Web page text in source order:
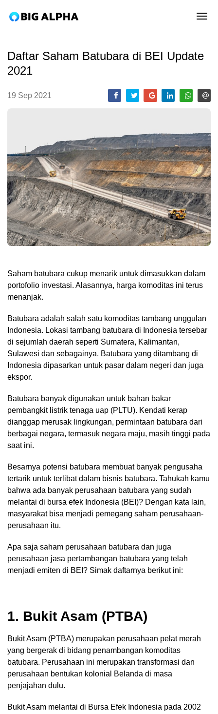
Daftar Saham Batubara di BEI Update
2021
19 Sep 2021
Saham batubara cukup menarik untuk dimasukkan dalam
portofolio investasi. Alasannya, harga komoditas ini terus
menanjak.
Batubara adalah salah satu komoditas tambang unggulan
Indonesia. Lokasi tambang batubara di Indonesia tersebar
di sejumlah daerah seperti Sumatera, Kalimantan,
Sulawesi dan sebagainya. Batubara yang ditambang di
Indonesia dipasarkan untuk pasar dalam negeri dan juga
ekspor.
Batubara banyak digunakan untuk bahan bakar
pembangkit listrik tenaga uap (PLTU). Kendati kerap
dianggap merusak lingkungan, permintaan batubara dari
berbagai negara, termasuk negara maju, masih tinggi pada
saat ini.
Besarnya potensi batubara membuat banyak pengusaha
tertarik untuk terlibat dalam bisnis batubara. Tahukah kamu
bahwa ada banyak perusahaan batubara yang sudah
melantai di bursa efek Indonesia (BEI)? Dengan kata lain,
masyarakat bisa menjadi pemegang saham perusahaan-
perusahaan itu.
Apa saja saham perusahaan batubara dan juga
perusahaan jasa pertambangan batubara yang telah
menjadi emiten di BEI? Simak daftarnya berikut ini:
1. Bukit Asam (PTBA)
Bukit Asam (PTBA) merupakan perusahaan pelat merah
yang bergerak di bidang penambangan komoditas
batubara. Perusahaan ini merupakan transformasi dan
perusahaan bentukan kolonial Belanda di masa
penjajahan dulu.
Bukit Asam melantai di Bursa Efek Indonesia pada 2002